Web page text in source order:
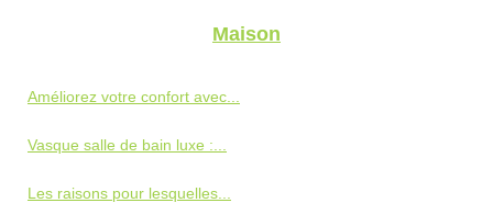
Maison
Améliorez votre confort avec...
Vasque salle de bain luxe :...
Les raisons pour lesquelles...